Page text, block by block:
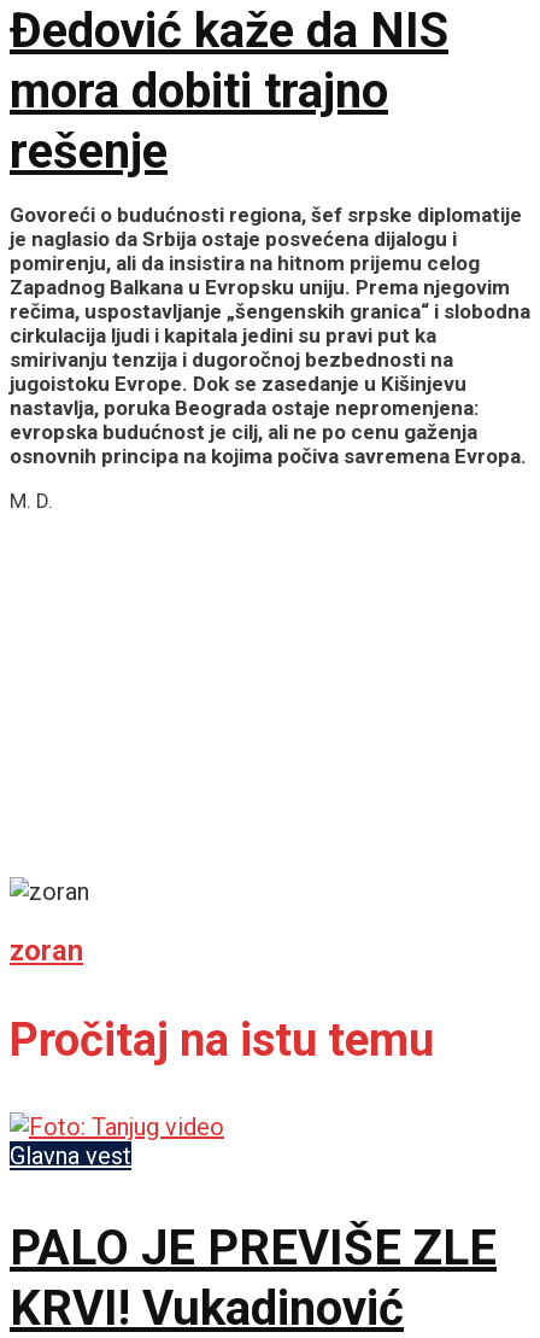
Đedović kaže da NIS
mora dobiti trajno
rešenje
Govoreći o budućnosti regiona, šef srpske diplomatije
je naglasio da Srbija ostaje posvećena dijalogu i
pomirenju, ali da insistira na hitnom prijemu celog
Zapadnog Balkana u Evropsku uniju. Prema njegovim
rečima, uspostavljanje „šengenskih granica“ i slobodna
cirkulacija ljudi i kapitala jedini su pravi put ka
smirivanju tenzija i dugoročnoj bezbednosti na
jugoistoku Evrope. Dok se zasedanje u Kišinjevu
nastavlja, poruka Beograda ostaje nepromenjena:
evropska budućnost je cilj, ali ne po cenu gaženja
osnovnih principa na kojima počiva savremena Evropa.
M. D.
zoran
Pročitaj na istu temu
Glavna vest
PALO JE PREVIŠE ZLE
KRVI! Vukadinović